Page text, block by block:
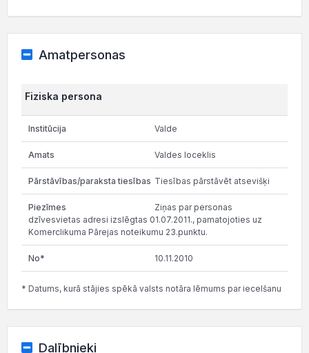
Amatpersonas
Fiziska persona
Valde
Valdes loceklis
Tiesības pārstāvēt atsevišķi
Ziņas par personas
dzīvesvietas adresi izslēgtas 01.07.2011., pamatojoties uz
Komerclikuma Pārejas noteikumu 23.punktu.
10.11.2010
* Datums, kurā stājies spēkā valsts notāra lēmums par iecelšanu
Dalībnieki